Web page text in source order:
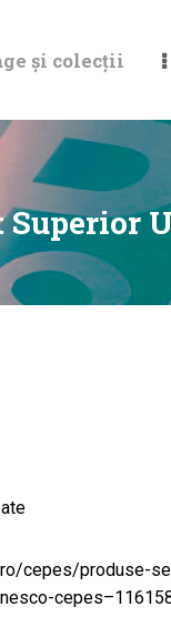
și colecții
cepes/produse-